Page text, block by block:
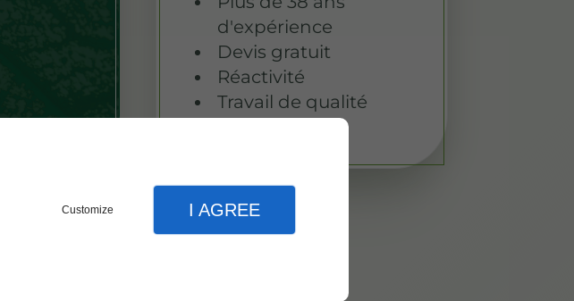
Customize I AGREE
d'expérience
Devis gratuit
Réactivité
Travail de qualité